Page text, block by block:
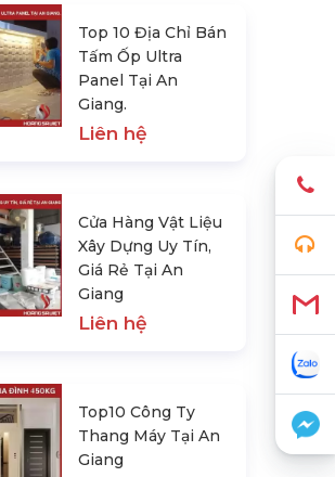
Top 10 Địa Chỉ Bán
Tấm Ốp Ultra
Panel Tại An
Giang.
Liên hệ
Cửa Hàng Vật Liệu
Xây Dựng Uy Tín,
Giá Rẻ Tại An
Giang
Liên hệ
Top10 Công Ty
Thang Máy Tại An
Giang